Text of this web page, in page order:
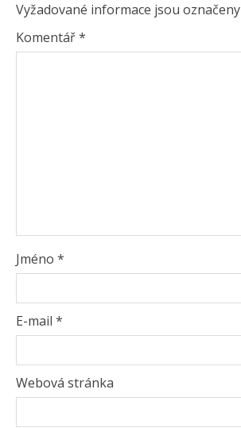
Vyžadované informace jsou označeny
Komentář*
Jméno *
E-mail *
Webová stránka